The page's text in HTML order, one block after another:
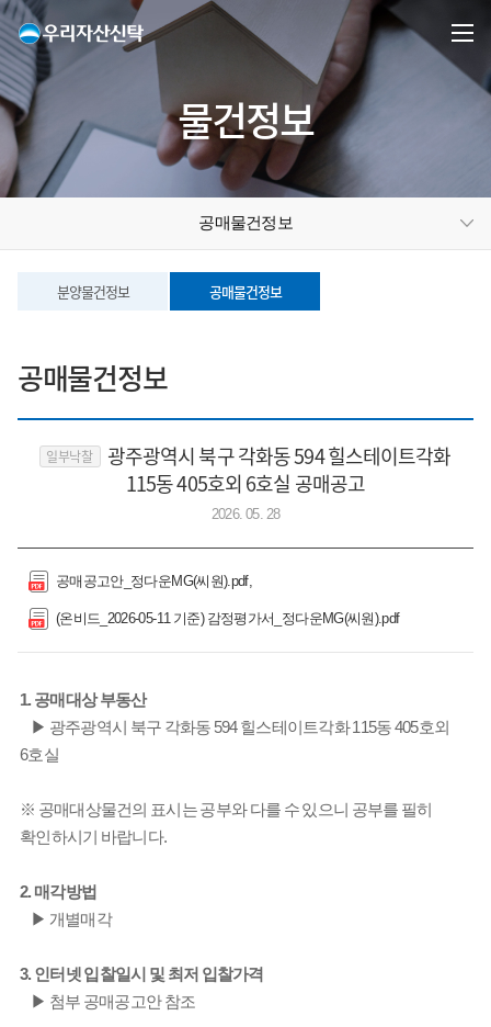
물건정보
공매물건정보
분양물건정보 공매물건정보
공매물건정보
일부낙찰
광주광역시 북구 각화동 594 힐스테이트각화
115동 405호외 6호실 공매공고
2026. 05. 28
공매공고안_정다운MG(씨원).pdf
(온비드_2026-05-11 기준) 감정평가서_정다운MG(씨원).pdf
1. 공매대상 부동산
▶ 광주광역시 북구 각화동 594 힐스테이트각화 115동 405호외
6호실
※ 공매대상물건의 표시는 공부와 다를 수 있으니 공부를 필히
확인하시기 바랍니다.
2. 매각방법
▶ 개별매각
3. 인터넷 입찰일시 및 최저 입찰가격
▶ 첨부 공매공고안 참조